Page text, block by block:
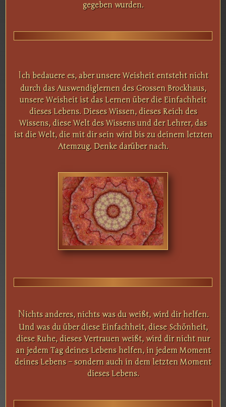
gegeben wurden.
Ich bedauere es, aber unsere Weisheit entsteht nicht
durch das Auswendiglernen des Grossen Brockhaus,
unsere Weisheit ist das Lernen über die Einfachheit
dieses Lebens. Dieses Wissen, dieses Reich des
Wissens, diese Welt des Wissens und der Lehrer, das
ist die Welt, die mit dir sein wird bis zu deinem letzten
Atemzug. Denke darüber nach.
Nichts anderes, nichts was du weißt, wird dir helfen.
Und was du über diese Einfachheit, diese Schönheit,
diese Ruhe, dieses Vertrauen weißt, wird dir nicht nur
an jedem Tag deines Lebens helfen, in jedem Moment
deines Lebens – sondern auch in dem letzten Moment
dieses Lebens.